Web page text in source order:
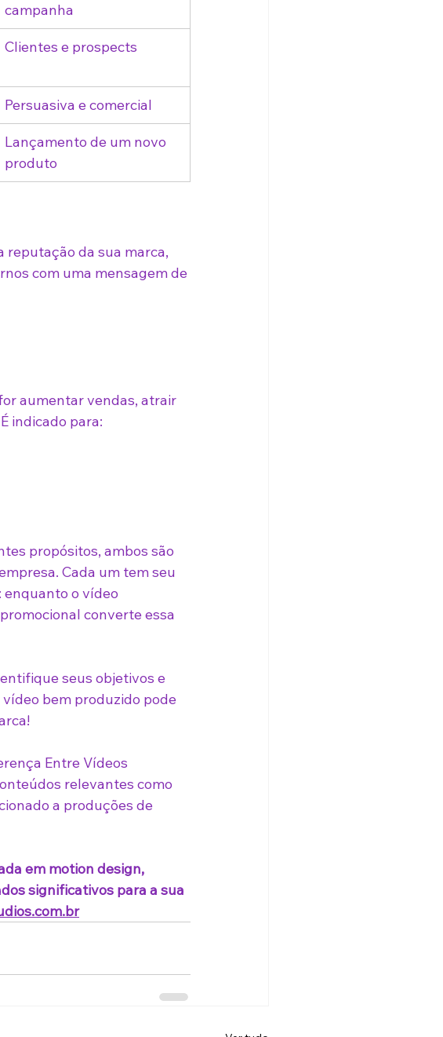
campanha
Clientes e prospects
Persuasiva e comercial
Lançamento de um novo
produto
reputação da sua marca,
com uma mensagem de
aumentar vendas, atrair
indicado para:
propósitos, ambos são
Cada um tem seu
o vídeo
converte essa
seus objetivos e
bem produzido pode
Entre Vídeos
relevantes como
a produções de
em motion design,
significativos para a sua